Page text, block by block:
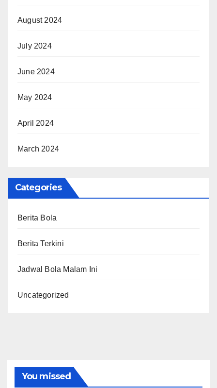
August 2024
July 2024
June 2024
May 2024
April 2024
March 2024
Categories
Berita Bola
Berita Terkini
Jadwal Bola Malam Ini
Uncategorized
You missed